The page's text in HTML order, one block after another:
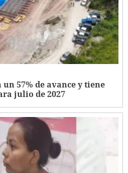
57% de avance y tiene
julio de 2027